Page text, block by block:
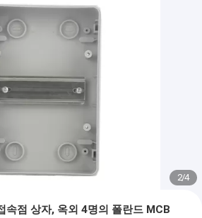
2/4
속점 상자, 옥외 4명의 폴란드 MCB